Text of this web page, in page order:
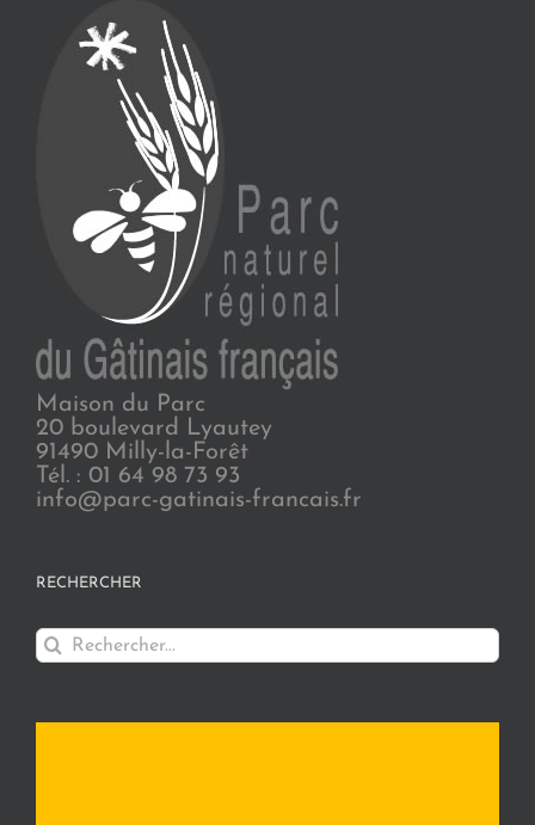
Maison du Parc
20 boulevard Lyautey
91490 Milly-la-Forêt
Tél. : 01 64 98 73 93
info@parc-gatinais-francais.fr
RECHERCHER
Rechercher: